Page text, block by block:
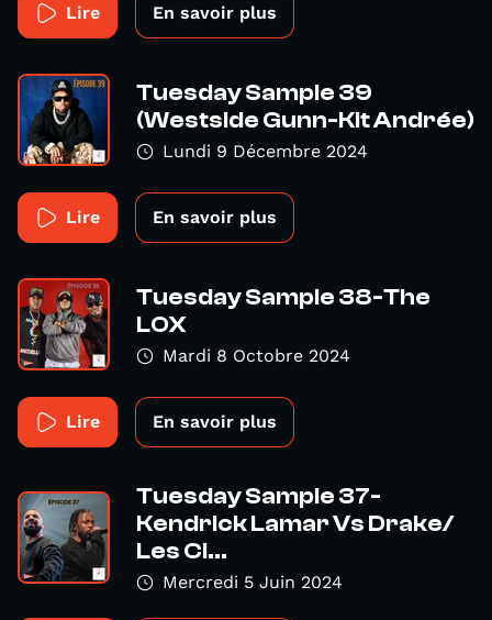
Lire En savoir plus
Tuesday Sample 39
(Westside Gunn-Kit Andrée)
Lundi 9 Décembre 2024
Lire En savoir plus
Tuesday Sample 38-The
LOX
Mardi 8 Octobre 2024
Lire En savoir plus
Tuesday Sample 37-
Kendrick Lamar Vs Drake/
Les Ci...
Mercredi 5 Juin 2024